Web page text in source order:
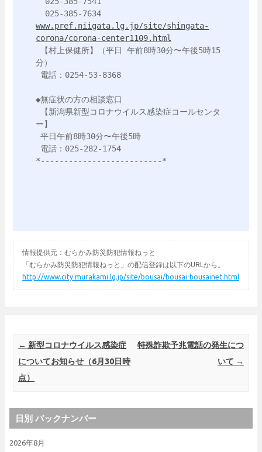
www.pref.niigata.lg.jp/site/shingata-
corona/corona-center1109.html
分）
◆無症状の方の相談窓口
ー】
*--------------------------*
情報提供元：むらかみ防災防犯情報ねっと
「むらかみ防災防犯情報ねっと」の配信登録は以下のURLから。
http://www.city.murakami.lg.jp/site/bousai/bousai-bousainet.html
Post navigation
← 新型コロナウイルス感染症
についてお知らせ（6月30日時
点）
特殊詐欺予兆電話の発生につ
いて →
日別 バックナンバー
2026年8月